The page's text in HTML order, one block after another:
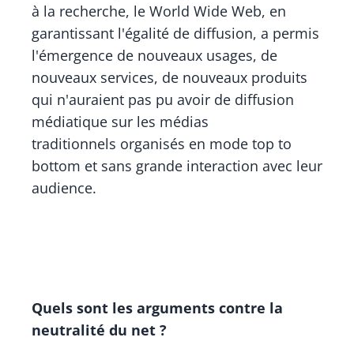
à la recherche, le World Wide Web, en
garantissant l'égalité de diffusion, a permis
l'émergence de nouveaux usages, de
nouveaux services, de nouveaux produits
qui n'auraient pas pu avoir de diffusion
médiatique sur les médias
traditionnels organisés en mode top to
bottom et sans grande interaction avec leur
audience.
Quels sont les arguments contre la
neutralité du net ?